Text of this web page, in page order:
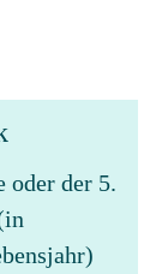
oder der 5.